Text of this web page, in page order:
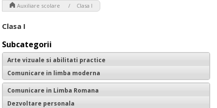
Auxiliare scolare Clasa I
Clasa I
Subcategorii
Arte vizuale si abilitati practice
Comunicare in limba moderna
Comunicare in Limba Romana
Dezvoltare personala